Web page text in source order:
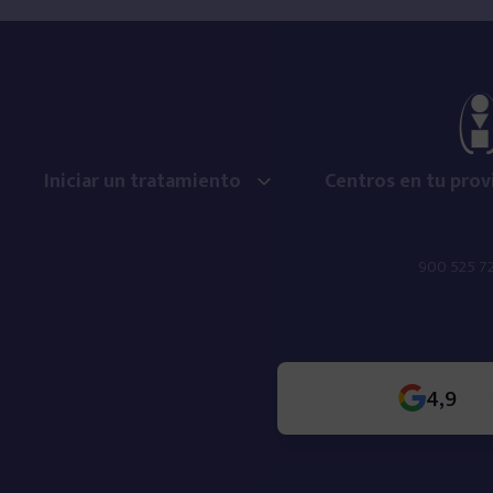
Iniciar un tratamiento Centros en tu
900 525
4,9